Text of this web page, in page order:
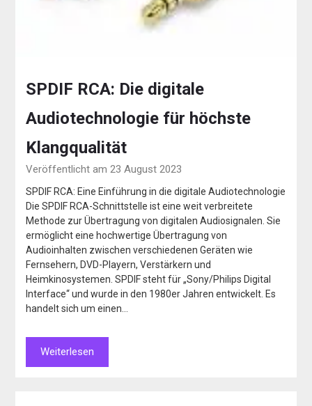
SPDIF RCA: Die digitale
Audiotechnologie für höchste
Klangqualität
Veröffentlicht am 23 August 2023
SPDIF RCA: Eine Einführung in die digitale Audiotechnologie
Die SPDIF RCA-Schnittstelle ist eine weit verbreitete
Methode zur Übertragung von digitalen Audiosignalen. Sie
ermöglicht eine hochwertige Übertragung von
Audioinhalten zwischen verschiedenen Geräten wie
Fernsehern, DVD-Playern, Verstärkern und
Heimkinosystemen. SPDIF steht für „Sony/Philips Digital
Interface“ und wurde in den 1980er Jahren entwickelt. Es
handelt sich um einen…
Weiterlesen